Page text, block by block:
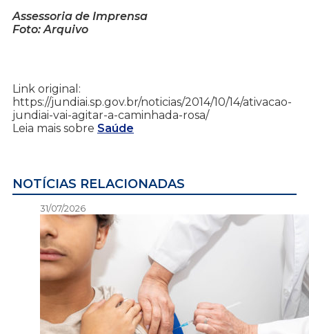
Assessoria de Imprensa
Foto: Arquivo
Link original:
https://jundiai.sp.gov.br/noticias/2014/10/14/ativacao-
jundiai-vai-agitar-a-caminhada-rosa/
Leia mais sobre Saúde
NOTÍCIAS RELACIONADAS
31/07/2026